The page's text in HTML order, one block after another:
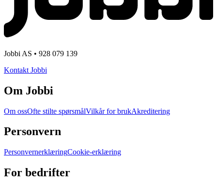
Jobbi AS • 928 079 139
Kontakt Jobbi
Om Jobbi
Om ossOfte stilte spørsmålVilkår for brukAkreditering
Personvern
PersonvernerklæringCookie-erklæring
For bedrifter